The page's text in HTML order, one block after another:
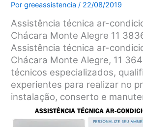
Porgreeassistencia/ 22/08/2019
Assistência técnica ar-
Chácara Monte Alegre 11
Assistência técnica ar-
Chácara Monte Alegre, 11
técnicos especializados,
experientes para realizar no
instalação, conserto e